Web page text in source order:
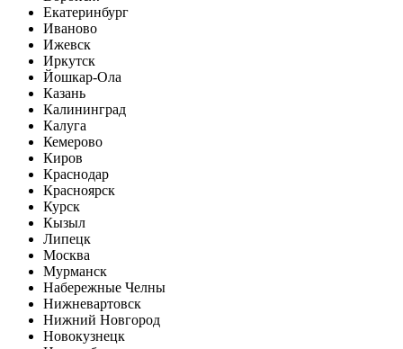
Екатеринбург
Иваново
Ижевск
Иркутск
Йошкар-Ола
Казань
Калининград
Калуга
Кемерово
Киров
Краснодар
Красноярск
Курск
Кызыл
Липецк
Москва
Мурманск
Набережные Челны
Нижневартовск
Нижний Новгород
Новокузнецк